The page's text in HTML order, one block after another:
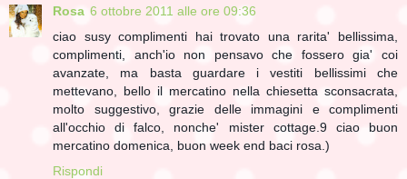
Rosa 6 ottobre 2011 alle ore 09:36
ciao susy complimenti hai trovato una rarita' bellissima,
complimenti, anch'io non pensavo che fossero gia' coi
avanzate, ma basta guardare i vestiti bellissimi che
mettevano, bello il mercatino nella chiesetta sconsacrata,
molto suggestivo, grazie delle immagini e complimenti
all'occhio di falco, nonche' mister cottage.9 ciao buon
mercatino domenica, buon week end baci rosa.)
Rispondi